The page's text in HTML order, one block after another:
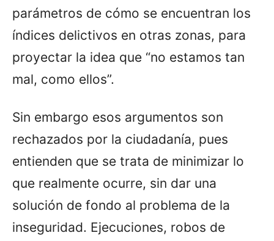
parámetros de cómo se encuentran los
índices delictivos en otras zonas, para
proyectar la idea que “no estamos tan
mal, como ellos”.
Sin embargo esos argumentos son
rechazados por la ciudadanía, pues
entienden que se trata de minimizar lo
que realmente ocurre, sin dar una
solución de fondo al problema de la
inseguridad. Ejecuciones, robos de